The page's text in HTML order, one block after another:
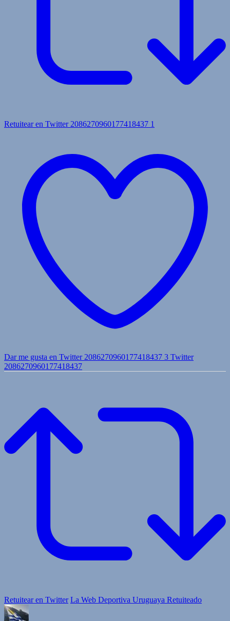
Retuitear en Twitter 2086270960177418437 1
Dar me gusta en Twitter 2086270960177418437 3 Twitter
2086270960177418437
Retuitear en Twitter La Web Deportiva Uruguaya Retuiteado